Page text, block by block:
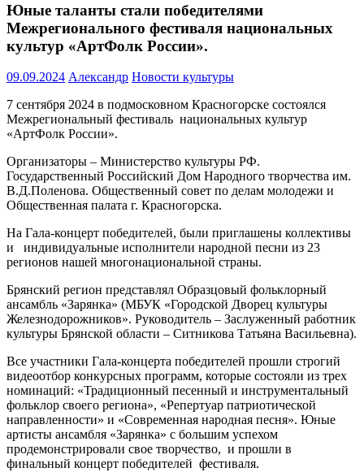
Юные таланты стали победителями
Межрегионального фестиваля национальных
культур «АртФолк России».
09.09.2024 Александр Новости культуры
7 сентября 2024 в подмосковном Красногорске состоялся
Межрегиональный фестиваль национальных культур
«АртФолк России».
Организаторы – Министерство культуры РФ.
Государственный Российский Дом Народного творчества им.
В.Д.Поленова. Общественный совет по делам молодежи и
Общественная палата г. Красногорска.
На Гала-концерт победителей, были приглашены коллективы
и индивидуальные исполнители народной песни из 23
регионов нашей многонациональной страны.
Брянский регион представлял Образцовый фольклорный
ансамбль «Зарянка» (МБУК «Городской Дворец культуры
Железнодорожников». Руководитель – Заслуженный работник
культуры Брянской области – Ситникова Татьяна Васильевна).
Все участники Гала-концерта победителей прошли строгий
видеоотбор конкурсных программ, которые состояли из трех
номинаций: «Традиционный песенный и инструментальный
фольклор своего региона», «Репертуар патриотической
направленности» и «Современная народная песня». Юные
артисты ансамбля «Зарянка» с большим успехом
продемонстрировали свое творчество, и прошли в
финальный концерт победителей фестиваля.